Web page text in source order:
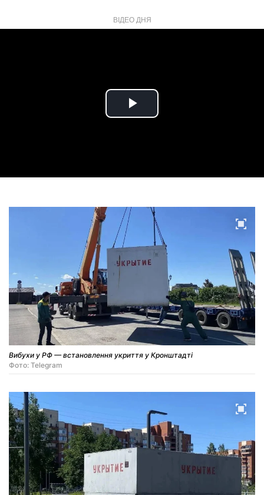
ВІДЕО ДНЯ
Play
Вибухи у РФ — встановлення укриття у Кронштадті
Фото: Telegram